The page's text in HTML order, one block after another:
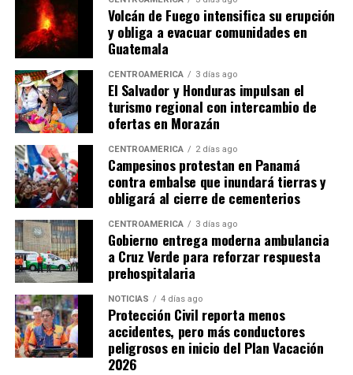
Pacífico y moviliza entre el 3 % y el 5 % del comercio
marítimo mundial, por lo que el Gobierno considera
estratégica la ampliación de sus fuentes de
abastecimiento hídrico.
número y tamaño de estos flujos de lava representa
actualmente la principal amenaza para las comunidades
asentadas en las cercanías del volcán, por lo que
mantiene un monitoreo permanente de la actividad.
Volcán de Fuego intensifica su erupción
y obliga a evacuar comunidades en
Guatemala
CENTROAMÉRICA 3 días ago
El Salvador y Honduras impulsan el
turismo regional con intercambio de
ofertas en Morazán
CENTROAMÉRICA 2 días ago
Campesinos protestan en Panamá
contra embalse que inundará tierras y
obligará al cierre de cementerios
CENTROAMÉRICA 3 días ago
Gobierno entrega moderna ambulancia
a Cruz Verde para reforzar respuesta
prehospitalaria
NOTICIAS 4 días ago
Protección Civil reporta menos
accidentes, pero más conductores
peligrosos en inicio del Plan Vacación
2026